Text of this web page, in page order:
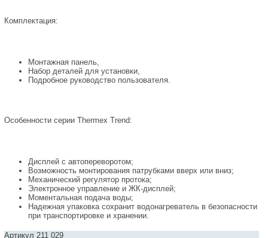
Комплектация:
Монтажная панель,
Набор деталей для установки,
Подробное руководство пользователя.
Особенности серии Thermex Trend:
Дисплей с автопереворотом;
Возможность монтирования патрубками вверх или вниз;
Механический регулятор протока;
Электронное управление и ЖК-дисплей;
Моментальная подача воды;
Надежная упаковка сохранит водонагреватель в безопасности
при транспортировке и хранении.
Артикул 211 029